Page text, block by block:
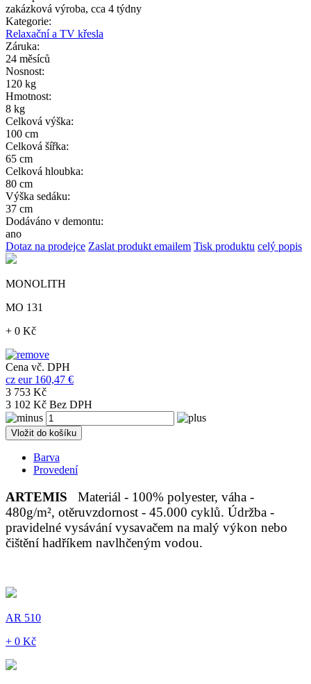
zakázková výroba, cca 4 týdny
Kategorie:
Relaxační a TV křesla
Záruka:
24 měsíců
Nosnost:
120 kg
Hmotnost:
8 kg
Celková výška:
100 cm
Celková šířka:
65 cm
Celková hloubka:
80 cm
Výška sedáku:
37 cm
Dodáváno v demontu:
ano
Dotaz na prodejce Zaslat produkt emailem Tisk produktu celý popis
MONOLITH
MO 131
+ 0 Kč
Cena vč. DPH
cz eur 160,47 €
3 753 Kč
3 102 Kč Bez DPH
Vložit do košíku
Barva
Provedení
ARTEMIS
Materiál - 100% polyester, váha -
480g/m², otěruvzdornost - 45.000 cyklů. Údržba -
pravidelné vysávání vysavačem na malý výkon nebo
čištění hadříkem navlhčeným vodou.
AR 510
+ 0 Kč